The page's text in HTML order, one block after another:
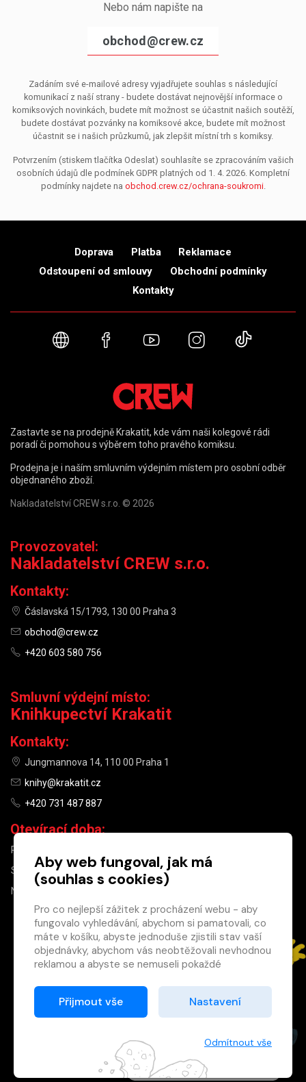
Nebo nám napište na
obchod@crew.cz
Zadáním své e-mailové adresy vyjadřujete souhlas s následující
komunikací z naší strany - budete dostávat nejnovější informace o
komiksových novinkách, budete mít možnost se účastnit našich soutěží,
budete dostávat pozvánky na komiksové akce, budete mít možnost
účastnit se i našich průzkumů, jak zlepšit místní trh s komiksy.
Potvrzením (stiskem tlačítka Odeslat) souhlasíte se zpracováním vašich
osobních údajů dle podmínek GDPR platných od 1. 4. 2026. Kompletní
podmínky najdete na obchod.crew.cz/ochrana-soukromi.
×
Máte u nás již
registrovaný
účet?
Registrací získáte slevu
na zboží ve výši 15 %
Registrovat
Doprava Platba
Reklamace
Odstoupení od smlouvy
Obchodní podmínky
Kontakty
Webové stránky
FacebookYouTubeInstagram
Zastavte se na prodejně Krakatit, kde vám naši kolegové rádi
poradí či pomohou s výběrem toho pravého komiksu.
Prodejna je i naším smluvním výdejním místem pro osobní odběr
objednaného zboží.
Nakladatelství CREW s.r.o. © 2026
Provozovatel:
Nakladatelství CREW s.r.o.
Kontakty:
Čáslavská 15/1793, 130 00 Praha 3
obchod@crew.cz
+420 603 580 756
Smluvní výdejní místo:
Knihkupectví Krakatit
Kontakty:
Jungmannova 14, 110 00 Praha 1
knihy@krakatit.cz
+420 731 487 887
Otevírací doba:
PO–PÁ
SO
10:00–13:00
NE
Zásady cookies
Aby web fungoval, jak má
(souhlas s cookies)
Pro co nejlepší zážitek z procházení webu - aby
fungovalo vyhledávání, abychom si pamatovali, co
máte v košíku, abyste jednoduše zjistili stav vaší
objednávky, abychom vás neobtěžovali nevhodnou
reklamou a abyste se nemuseli pokaždé
Proto od vás potřebujeme souhlas se
zpracováním souborů cookies
Děkujeme, že nám ho dáte a pomůžete nám tak
Přijmout vše Nastavení
Odmítnout vše